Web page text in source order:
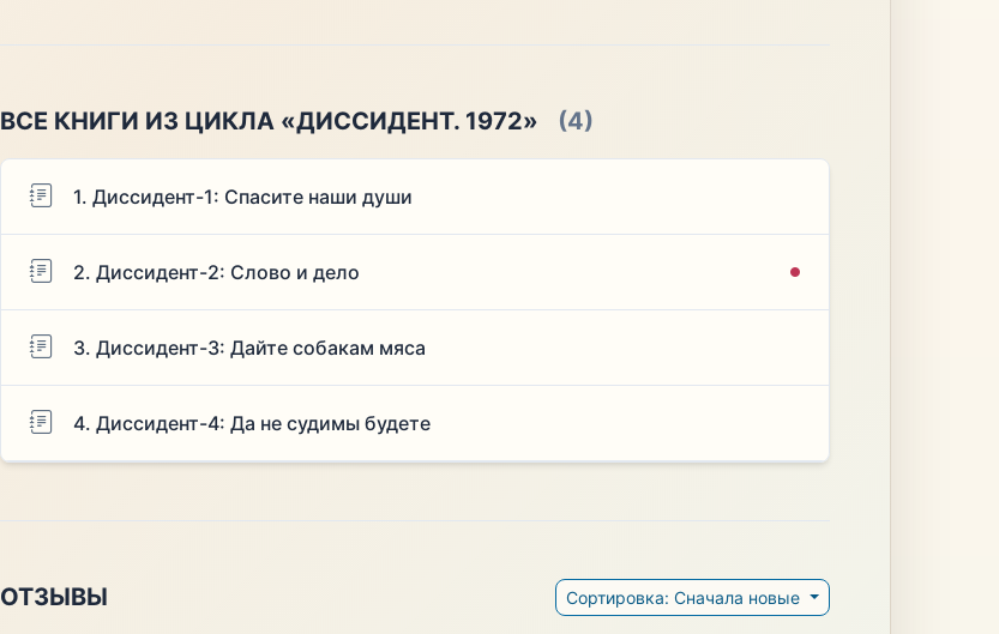
ВСЕ КНИГИ ИЗ ЦИКЛА «ДИССИДЕНТ. 1972» (4)
1. Диссидент-1: Спасите наши души
2. Диссидент-2: Слово и дело
3. Диссидент-3: Дайте собакам мяса
4. Диссидент-4: Да не судимы будете
ОТЗЫВЫ Сортировка: Сначала новые